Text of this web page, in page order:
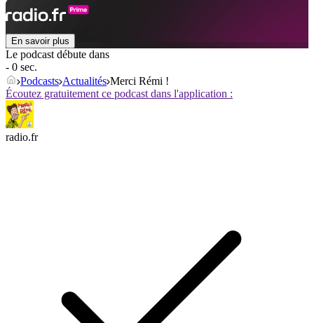
En savoir plus
Le podcast débute dans
- 0 sec.
Podcasts Actualités Merci Rémi !
Écoutez gratuitement ce podcast dans l'application :
radio.fr